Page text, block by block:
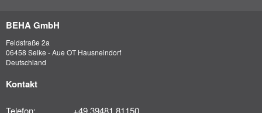
BEHA GmbH
Feldstraße 2a
06458 Selke - Aue OT Hausneindorf
Deutschland
Kontakt
Telefon:
+49 39481 81150